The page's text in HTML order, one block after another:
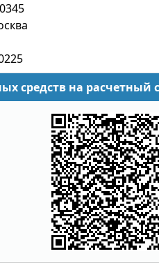
средств на